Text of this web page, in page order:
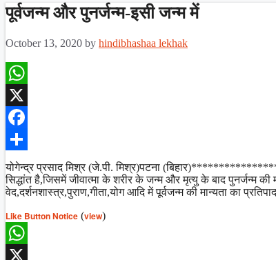
पूर्वजन्म और पुनर्जन्म-इसी जन्म में
October 13, 2020 by hindibhashaa lekhak
WhatsApp
X
Facebook
Share
योगेन्द्र प्रसाद मिश्र (जे.पी. मिश्र)पटना
सिद्धांत है,जिसमें जीवात्मा के शरीर के जन्म और मृत्यु के बाद पुनर्जन्म
वेद,दर्शनशास्त्र,पुराण,गीता,योग आदि में पूर्वजन्म की मान्यता का
Like Button Notice (view)
WhatsApp